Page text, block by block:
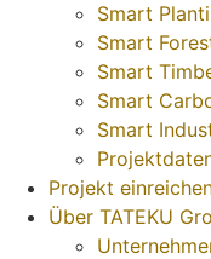
Smart
Smart
Smart
Smart
Smart
Projekt
Über TATEKU